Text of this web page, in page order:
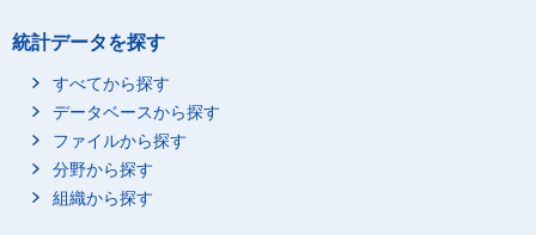
統計データを探す
すべてから探す
データベースから探す
ファイルから探す
分野から探す
組織から探す